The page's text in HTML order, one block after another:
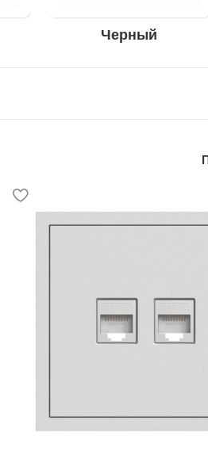
Черный